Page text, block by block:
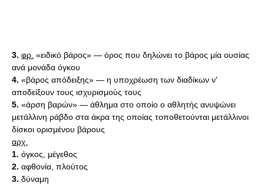
3. φρ. «ειδικό βάρος» — όρος που δηλώνει το βάρος μία ουσίας
ανά μονάδα όγκου
4. «βάρος απόδειξης» — η υποχρέωση των διαδίκων ν'
αποδείξουν τους ισχυρισμούς τους
5. «άρση βαρών» — άθλημα στο οποίο ο αθλητής ανυψώνει
μετάλλινη ράβδο στα άκρα της οποίας τοποθετούνται μετάλλινοι
δίσκοι ορισμένου βάρους
αρχ.
1. όγκος, μέγεθος
2. αφθονία, πλούτος
3. δύναμη